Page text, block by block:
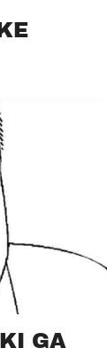
GA